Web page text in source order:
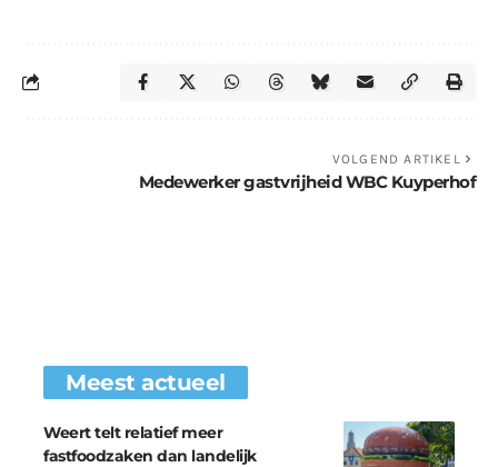
VOLGEND ARTIKEL
Medewerker gastvrijheid WBC Kuyperhof
Meest actueel
Weert telt relatief meer
fastfoodzaken dan landelijk